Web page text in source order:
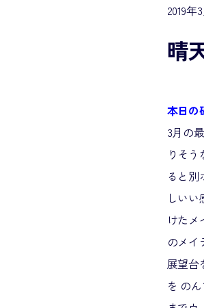
2019年
晴
本日の
3月の
りそ
ると
しい
けた
のメ
展望台
を の